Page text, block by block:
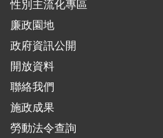
性別主流化專區
廉政園地
政府資訊公開
開放資料
聯絡我們
施政成果
勞動法令查詢